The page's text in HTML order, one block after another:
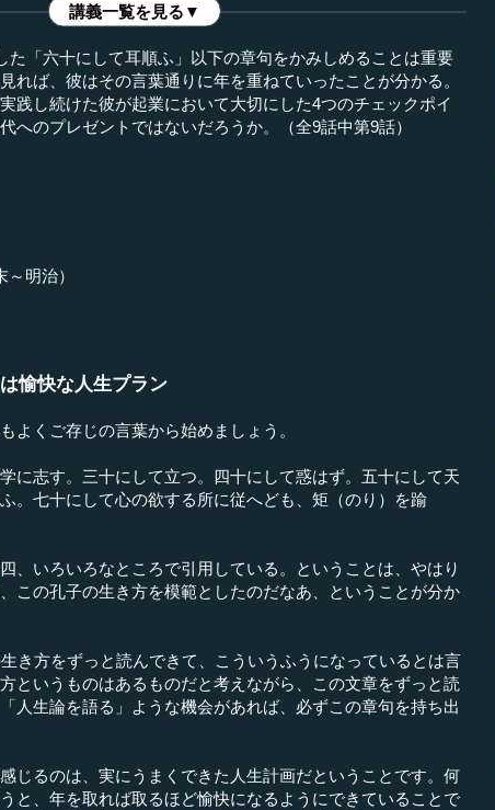
講義一覧を見る▼
た「六十にして耳順ふ」以下の章句をかみしめることは重要
れば、彼はその言葉通りに年を重ねていったことが分かる。
践し続けた彼が起業において大切にした4つのチェックポイ
へのプレゼントではないだろうか。（全9話中第9話）
～明治）
愉快な人生プラン
よくご存じの言葉から始めましょう。
に志す。三十にして立つ。四十にして惑はず。五十にして天
。七十にして心の欲する所に従へども、矩（のり）を踰
、いろいろなところで引用している。ということは、やはり
この孔子の生き方を模範としたのだなあ、ということが分か
き方をずっと読んできて、こういうふうになっているとは言
というものはあるものだと考えながら、この文章をずっと読
人生論を語る」ような機会があれば、必ずこの章句を持ち出
じるのは、実にうまくできた人生計画だということです。何
と、年を取れば取るほど愉快になるようにできていることで